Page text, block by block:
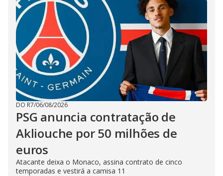
DO R7/06/08/2026
PSG anuncia contratação de
Akliouche por 50 milhões de
euros
Atacante deixa o Monaco, assina contrato de cinco
temporadas e vestirá a camisa 11